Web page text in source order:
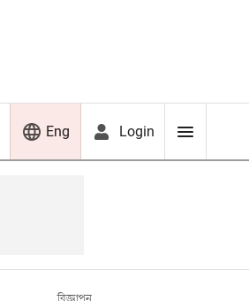
Eng Login